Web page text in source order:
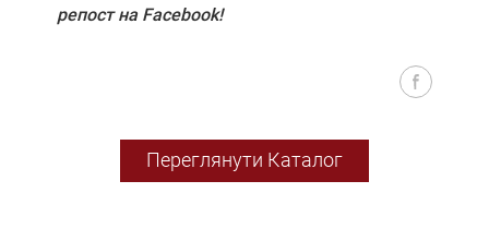
репост на Facebook!
Переглянути Каталог